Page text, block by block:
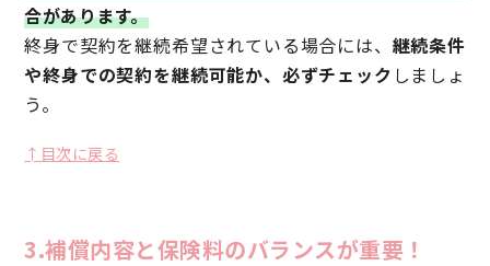
合があります。
終身で契約を継続希望されている場合には、 継続条件
や終身での契約を継続可能か、必ずチェック しましょ
う。
↑目次に戻る
3.補償内容と保険料のバランスが重要！